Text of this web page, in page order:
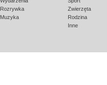
Rozrywka
Muzyka
Zwierzęta
Rodzina
Inne